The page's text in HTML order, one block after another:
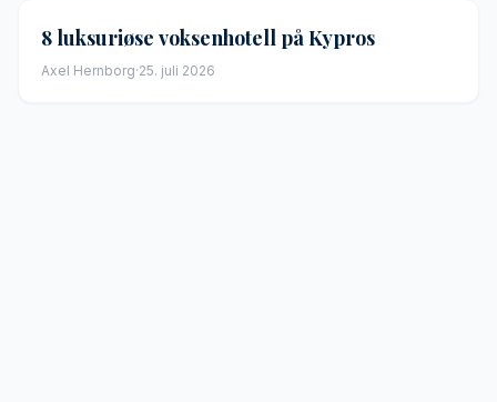
8 luksuriøse voksenhotell på Kypros
Axel Hernborg·25. juli 2026